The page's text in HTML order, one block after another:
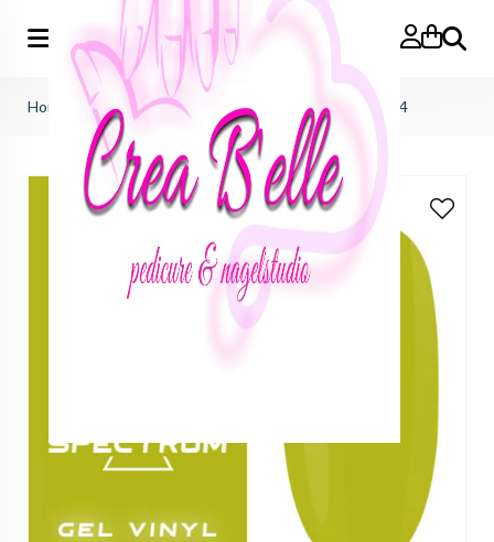
Zoeken
Home f.o.x nails>spectrum gelpolish >Spectrum 064